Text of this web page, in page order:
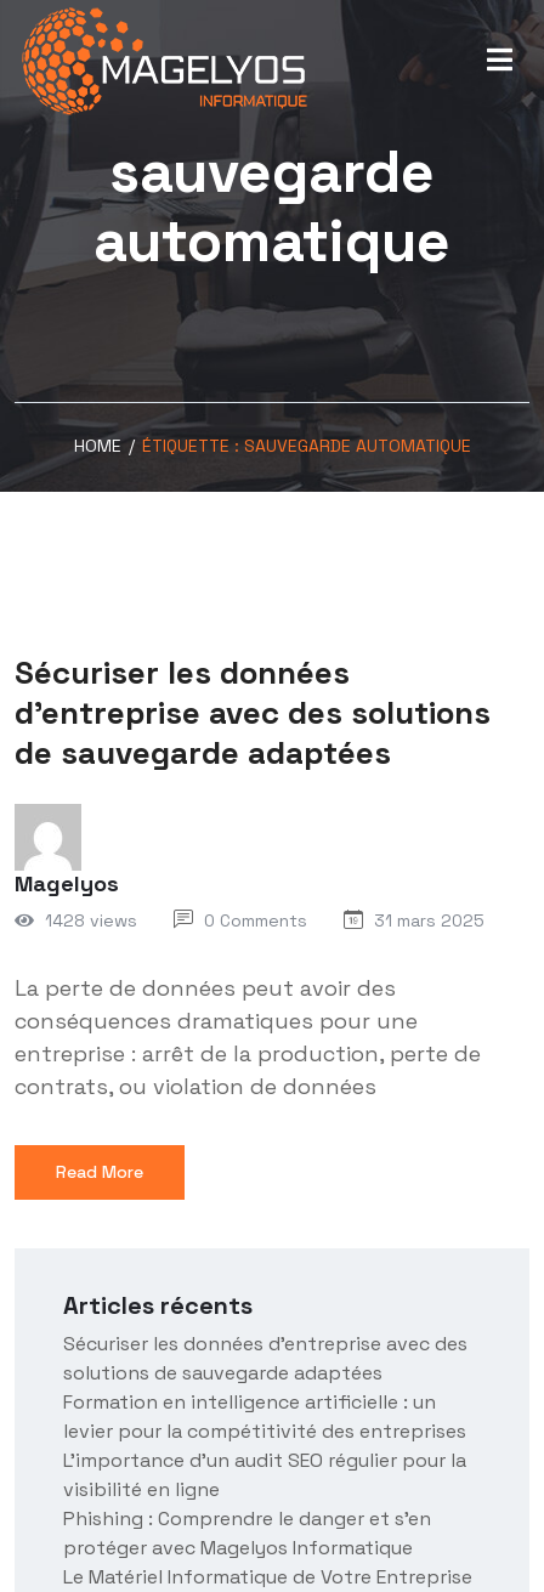
sauvegarde
automatique
HOME / ÉTIQUETTE :SAUVEGARDE AUTOMATIQUE
Sécuriser les données
d’entreprise avec des solutions
de sauvegarde adaptées
Magelyos
1428 views 0 Comments 31 mars 2025
La perte de données peut avoir des
conséquences dramatiques pour une
entreprise : arrêt de la production, perte de
contrats, ou violation de données
Read More
Articles récents
Sécuriser les données d’entreprise avec des
solutions de sauvegarde adaptées
Formation en intelligence artificielle : un
levier pour la compétitivité des entreprises
L’importance d’un audit SEO régulier pour la
visibilité en ligne
Phishing : Comprendre le danger et s’en
protéger avec Magelyos Informatique
Le Matériel Informatique de Votre Entreprise